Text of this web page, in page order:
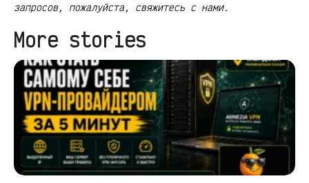
запросов, пожалуйста, свяжитесь с нами.
More stories